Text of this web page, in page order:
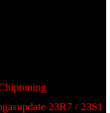
23R7 / 23S1